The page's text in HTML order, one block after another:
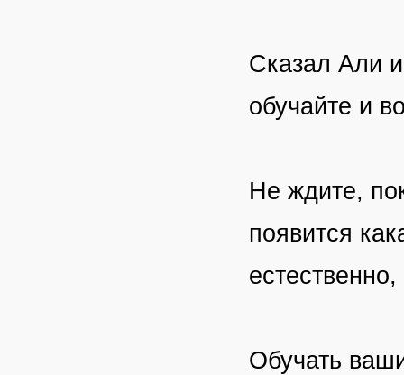
Сказал Али
обучайте и
Не ждите,
появится
Обучать